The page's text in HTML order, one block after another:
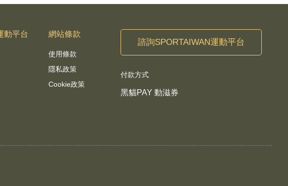
動平台 網站條款
使用條款
隱私政策
Cookie政策
諮詢SPORTAIWAN運動平台
付款方式
黑貓PAY 動滋券